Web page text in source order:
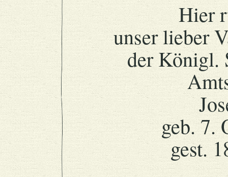
Hier
unser lieber
der Königl.
geb. 7.
gest.